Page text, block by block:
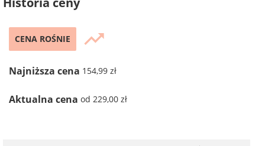
CENA ROŚNIE trending_up
Najniższa cena 154,99 zł
Aktualna cena od 229,00 zł